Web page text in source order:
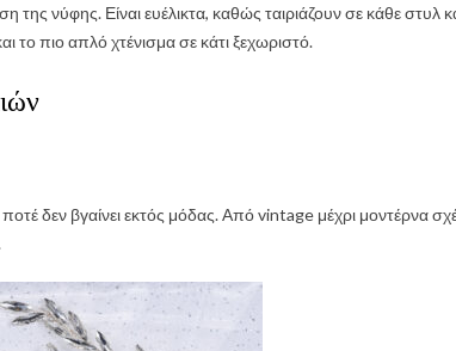
νύφης. Είναι ευέλικτα, καθώς ταιριάζουν σε κάθε στυλ
πιο απλό χτένισμα σε κάτι ξεχωριστό.
δεν βγαίνει εκτός μόδας. Από vintage μέχρι μοντέρνα